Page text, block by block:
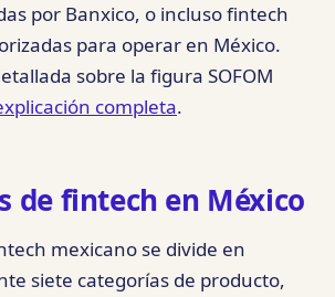
por Banxico, o incluso fintech
para operar en México.
sobre la figura SOFOM
completa.
de fintech en México
mexicano se divide en
siete categorías de producto,